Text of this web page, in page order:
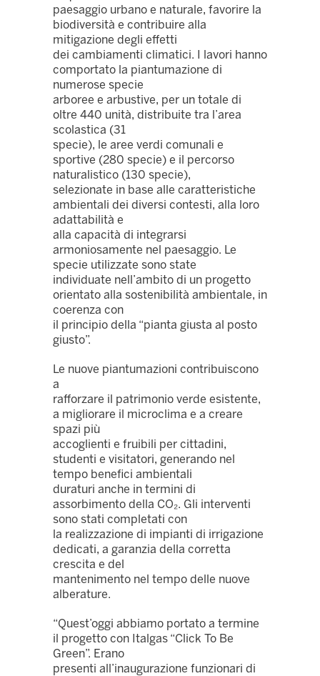
paesaggio urbano e naturale, favorire la
biodiversità e contribuire alla
mitigazione degli effetti
dei cambiamenti climatici. I lavori hanno
comportato la piantumazione di
numerose specie
arboree e arbustive, per un totale di
oltre 440 unità, distribuite tra l’area
scolastica (31
specie), le aree verdi comunali e
sportive (280 specie) e il percorso
naturalistico (130 specie),
selezionate in base alle caratteristiche
ambientali dei diversi contesti, alla loro
adattabilità e
alla capacità di integrarsi
armoniosamente nel paesaggio. Le
specie utilizzate sono state
individuate nell’ambito di un progetto
orientato alla sostenibilità ambientale, in
coerenza con
il principio della “pianta giusta al posto
giusto”.
Le nuove piantumazioni contribuiscono
a
rafforzare il patrimonio verde esistente,
a migliorare il microclima e a creare
spazi più
accoglienti e fruibili per cittadini,
studenti e visitatori, generando nel
tempo benefici ambientali
duraturi anche in termini di
assorbimento della CO₂. Gli interventi
sono stati completati con
la realizzazione di impianti di irrigazione
dedicati, a garanzia della corretta
crescita e del
mantenimento nel tempo delle nuove
alberature.
“Quest’oggi abbiamo portato a termine
il progetto con Italgas “Click To Be
Green”. Erano
presenti all’inaugurazione funzionari di